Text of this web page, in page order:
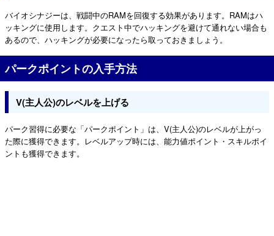
バイオシナジーは、戦闘中のRAMを回復する効果があります。RAMはハ
ッキングに使用します。クエスト中でハッキングを避けて通れない場合も
あるので、ハッキングが必要になったら取っておきましょう。
パークポイントの入手方法
V(主人公)のレベルを上げる
パーク習得に必要な「パークポイント」は、V(主人公)のレベルが上がっ
た際に獲得できます。レベルアップ時には、能力値ポイント・スキルポイ
ントも獲得できます。